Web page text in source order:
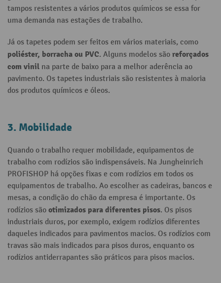
tampos resistentes a vários produtos químicos se essa for
uma demanda nas estações de trabalho.
Já os tapetes podem ser feitos em vários materiais, como
poliéster, borracha ou PVC. Alguns modelos são reforçados
com vinil na parte de baixo para a melhor aderência ao
pavimento. Os tapetes industriais são resistentes à maioria
dos produtos químicos e óleos.
3. Mobilidade
Quando o trabalho requer mobilidade, equipamentos de
trabalho com rodízios são indispensáveis. Na Jungheinrich
PROFISHOP há opções fixas e com rodízios em todos os
equipamentos de trabalho. Ao escolher as cadeiras, bancos e
mesas, a condição do chão da empresa é importante. Os
rodízios são otimizados para diferentes pisos. Os pisos
industriais duros, por exemplo, exigem rodízios diferentes
daqueles indicados para pavimentos macios. Os rodízios com
travas são mais indicados para pisos duros, enquanto os
rodízios antiderrapantes são práticos para pisos macios.